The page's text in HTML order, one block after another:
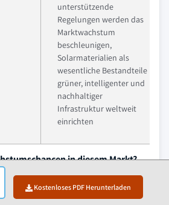
Kostenloses PDF Herunterladen
unterstützende
Regelungen werden das
Marktwachstum
beschleunigen,
Solarmaterialien als
wesentliche Bestandteile
grüner, intelligenter und
nachhaltiger
Infrastruktur weltweit
einrichten
in diesem Markt?
PDF herunterladen